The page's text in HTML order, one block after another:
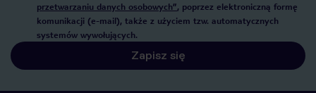
przetwarzaniu danych osobowych”, poprzez elektroniczną formę
komunikacji (e-mail), także z użyciem tzw. automatycznych
systemów wywołujących.
Zapisz się